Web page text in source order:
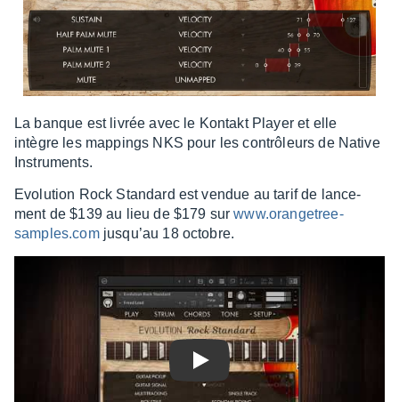
La banque est livrée avec le Kontakt Player et elle
intègre les mappings NKS pour les contrô­leurs de Native
Instru­ments.
Evolu­tion Rock Stan­dard est vendue au tarif de lance­
ment de $139 au lieu de $179 surwww.oran­ge­tree­
samples.comjusqu’au 18 octobre.
Play